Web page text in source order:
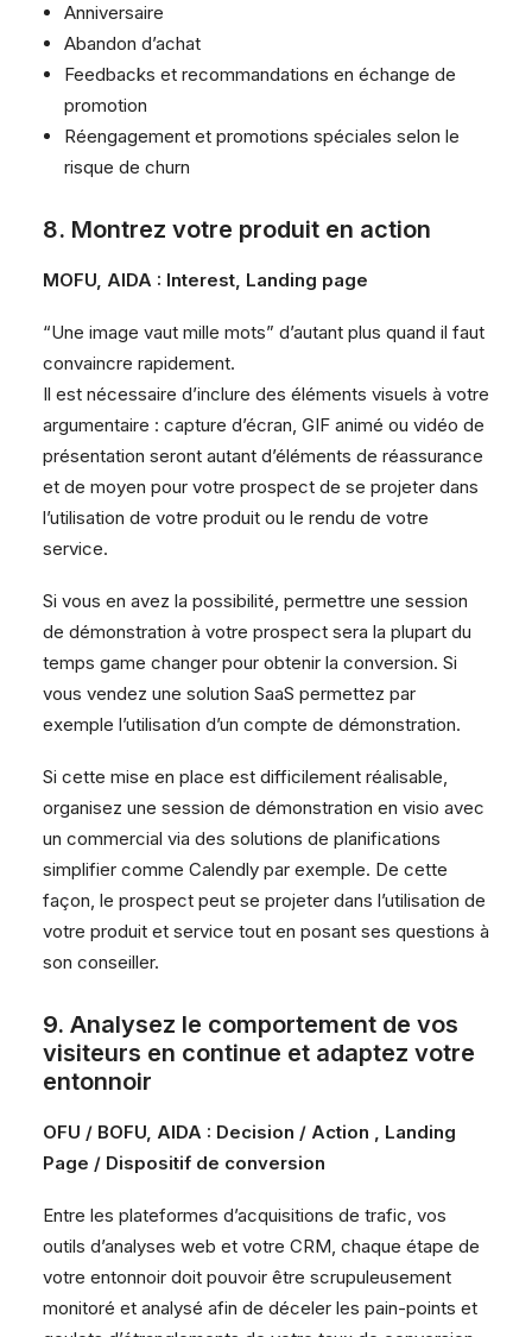
Anniversaire
Abandon d’achat
Feedbacks et recommandations en échange de
promotion
Réengagement et promotions spéciales selon le
risque de churn
8. Montrez votre produit en action
MOFU, AIDA : Interest, Landing page
“Une image vaut mille mots” d’autant plus quand il faut
convaincre rapidement.
Il est nécessaire d’inclure des éléments visuels à votre
argumentaire : capture d’écran, GIF animé ou vidéo de
présentation seront autant d’éléments de réassurance
et de moyen pour votre prospect de se projeter dans
l’utilisation de votre produit ou le rendu de votre
service.
Si vous en avez la possibilité, permettre une session
de démonstration à votre prospect sera la plupart du
temps game changer pour obtenir la conversion. Si
vous vendez une solution SaaS permettez par
exemple l’utilisation d’un compte de démonstration.
Si cette mise en place est difficilement réalisable,
organisez une session de démonstration en visio avec
un commercial via des solutions de planifications
simplifier comme Calendly par exemple. De cette
façon, le prospect peut se projeter dans l’utilisation de
votre produit et service tout en posant ses questions à
son conseiller.
9. Analysez le comportement de vos
visiteurs en continue et adaptez votre
entonnoir
OFU / BOFU, AIDA : Decision / Action , Landing
Page / Dispositif de conversion
Entre les plateformes d’acquisitions de trafic, vos
outils d’analyses web et votre CRM, chaque étape de
votre entonnoir doit pouvoir être scrupuleusement
monitoré et analysé afin de déceler les pain-points et